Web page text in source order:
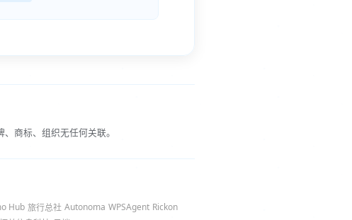
商标、组织无任何关联。
Hub 旅行总社 Autonoma WPSAgent Rickon